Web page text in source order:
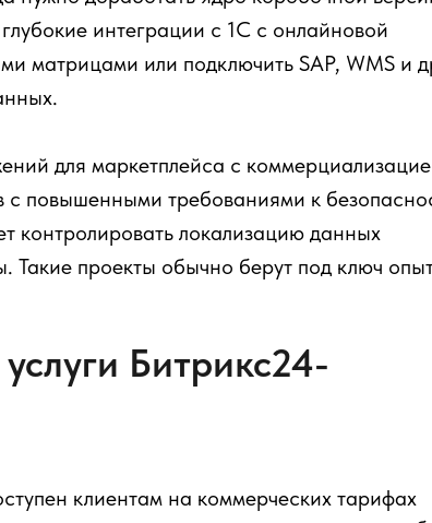
интеграции с 1С с онлайновой
матрицами или подключить SAP, WMS и
для маркетплейса с
с повышенными требованиями к
контролировать локализацию данных
Такие проекты обычно берут под ключ
Битрикс24-
клиентам на коммерческих тарифах